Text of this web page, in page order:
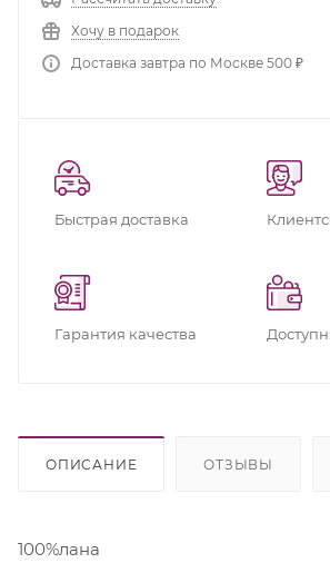
Хочу в подарок
Доставка завтра по Москве 500 ₽
Быстрая доставка
Гарантия качества
ОПИСАНИЕ ОТЗЫВЫ
100%лана